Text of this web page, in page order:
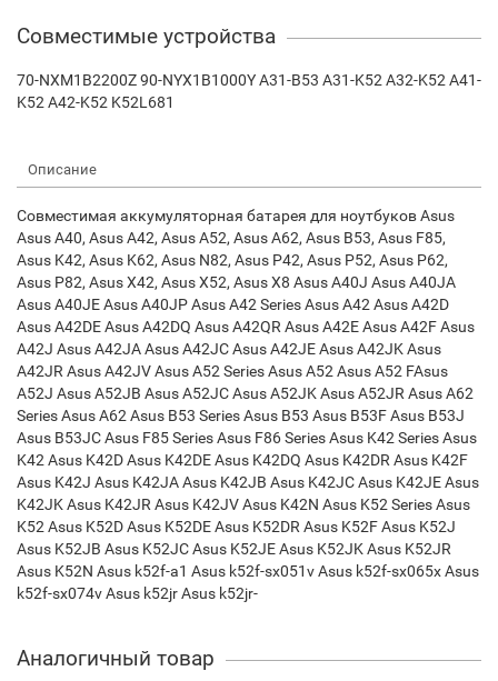
Совместимые устройства
70-NXM1B2200Z 90-NYX1B1000Y A31-B53 A31-K52 A32-K52 A41-
K52 A42-K52 K52L681
Описание
Совместимая аккумуляторная батарея для ноутбуков Asus
Asus A40, Asus A42, Asus A52, Asus A62, Asus B53, Asus F85,
Asus K42, Asus K62, Asus N82, Asus P42, Asus P52, Asus P62,
Asus P82, Asus X42, Asus X52, Asus X8 Asus A40J Asus A40JA
Asus A40JE Asus A40JP Asus A42 Series Asus A42 Asus A42D
Asus A42DE Asus A42DQ Asus A42QR Asus A42E Asus A42F Asus
A42J Asus A42JA Asus A42JC Asus A42JE Asus A42JK Asus
A42JR Asus A42JV Asus A52 Series Asus A52 Asus A52 FAsus
A52J Asus A52JB Asus A52JC Asus A52JK Asus A52JR Asus A62
Series Asus A62 Asus B53 Series Asus B53 Asus B53F Asus B53J
Asus B53JC Asus F85 Series Asus F86 Series Asus K42 Series Asus
K42 Asus K42D Asus K42DE Asus K42DQ Asus K42DR Asus K42F
Asus K42J Asus K42JA Asus K42JB Asus K42JC Asus K42JE Asus
K42JK Asus K42JR Asus K42JV Asus K42N Asus K52 Series Asus
K52 Asus K52D Asus K52DE Asus K52DR Asus K52F Asus K52J
Asus K52JB Asus K52JC Asus K52JE Asus K52JK Asus K52JR
Asus K52N Asus k52f-a1 Asus k52f-sx051v Asus k52f-sx065x Asus
k52f-sx074v Asus k52jr Asus k52jr-
Аналогичный товар